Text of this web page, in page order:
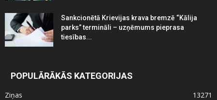
Sankcionētā Krievijas krava bremzē “Kālija
parks” termināli – uzņēmums pieprasa
tiesības...
POPULĀRĀKĀS KATEGORIJAS
Ziņas
13271